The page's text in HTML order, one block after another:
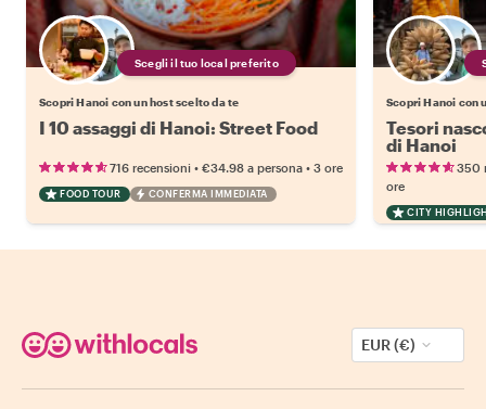
Scegli il tuo local preferito
Scopri Hanoi con un host scelto da te
I 10 assaggi di Hanoi: Street Food
716 recensioni • €34.98 a persona • 3 ore
FOOD TOUR CONFERMA IMMEDIATA
Scopri Hanoi con
Tesori
di Hanoi
350
ore
CITY
EUR (€)